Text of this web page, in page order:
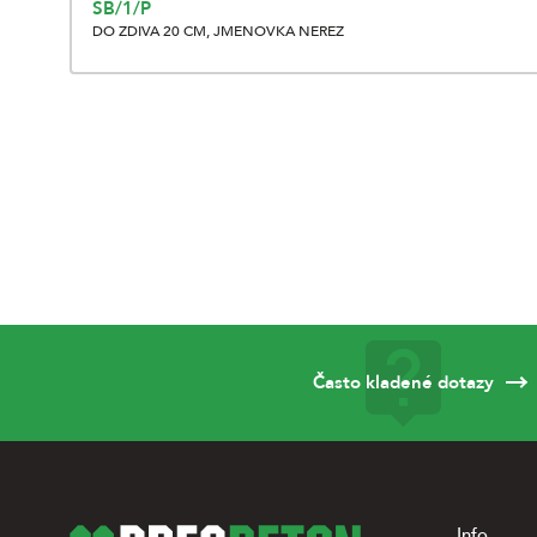
SB/1/P
DO ZDIVA 20 CM, JMENOVKA NEREZ
Často kladené dotazy